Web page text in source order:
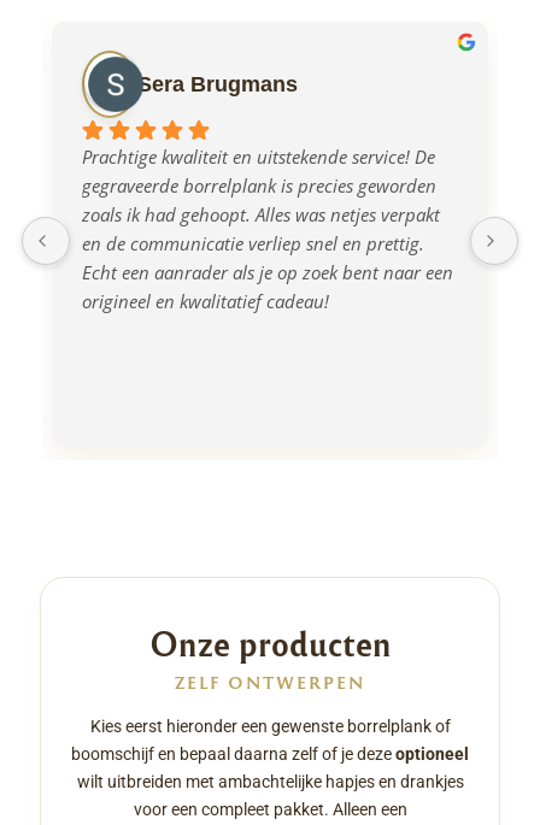
Sera Brugmans
Prachtige kwaliteit en uitstekende service! De
gegraveerde borrelplank is precies geworden
zoals ik had gehoopt. Alles was netjes verpakt
en de communicatie verliep snel en prettig.
Echt een aanrader als je op zoek bent naar een
origineel en kwalitatief cadeau!
Onze producten
ZELF ONTWERPEN
Kies eerst hieronder een gewenste borrelplank of
boomschijf en bepaal daarna zelf of je dezeoptioneel
wilt uitbreiden met ambachtelijke hapjes en drankjes
voor een compleet pakket. Alleen een